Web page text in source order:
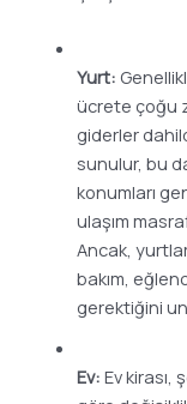
Yurt:
ücrete çoğu
giderler
sunulur, bu
konumları
ulaşım
Ancak,
bakım,
gerektiğini
Ev: Ev